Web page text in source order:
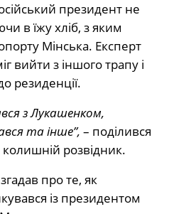
президент не
в їжу хліб, з яким
Мінська. Експерт
вийти з іншого трапу і
резиденції.
з Лукашенком,
та інше”, – поділився
розвідник.
про те, як
із президентом